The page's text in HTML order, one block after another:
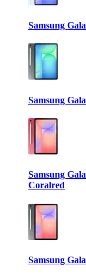
Samsung
Samsung
Samsung
Coralred
Samsung